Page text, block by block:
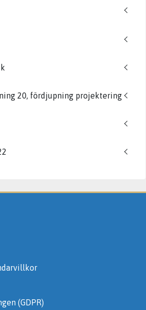
20, fördjupning projektering
(GDPR)